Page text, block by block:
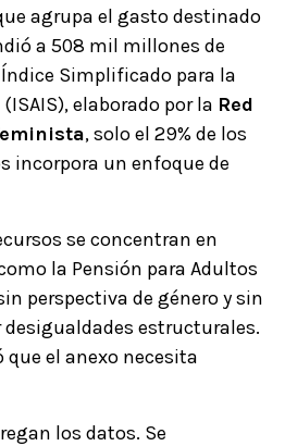
agrupa el gasto destinado
a 508 mil millones de
Simplificado para la
elaborado por la Red
, solo el 29% de los
incorpora un enfoque de
se concentran en
la Pensión para Adultos
perspectiva de género y sin
estructurales.
que el anexo necesita
los datos. Se